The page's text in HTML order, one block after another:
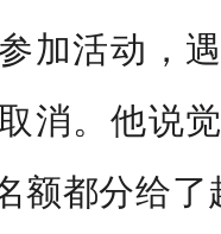
加活动，
消。他说
额都分给